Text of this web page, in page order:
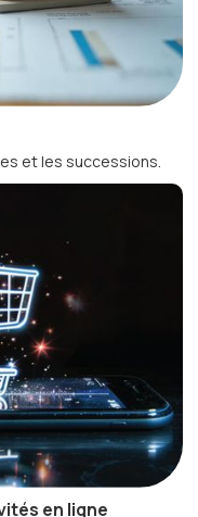
et les successions.
en ligne